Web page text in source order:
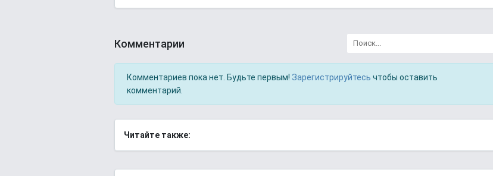
Комментарии
Комментариев пока нет. Будьте первым! Зарегистрируйтесь чтобы оставить
комментарий.
Читайте также: